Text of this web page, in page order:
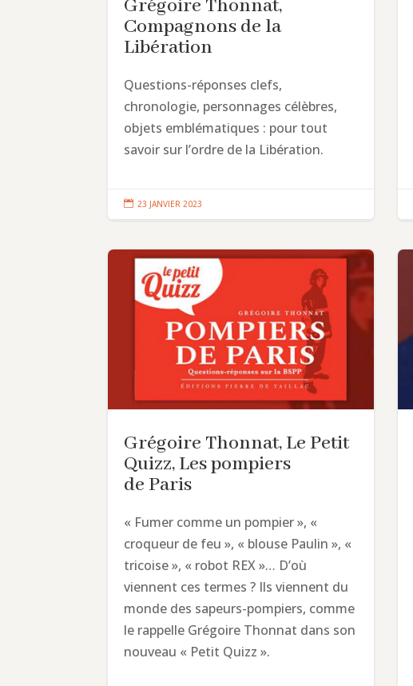
Grégoire Thonnat,
Compagnons de la
Libération
Questions-réponses clefs,
chronologie, personnages célèbres,
objets emblématiques : pour tout
savoir sur l’ordre de la Libération.
 23 JANVIER 2023
Grégoire Thonnat, Le Petit
Quizz, Les pompiers
de Paris
« Fumer comme un pompier », «
croqueur de feu », « blouse Paulin », «
tricoise », « robot REX »… D’où
viennent ces termes ? Ils viennent du
monde des sapeurs-pompiers, comme
le rappelle Grégoire Thonnat dans son
nouveau « Petit Quizz ».